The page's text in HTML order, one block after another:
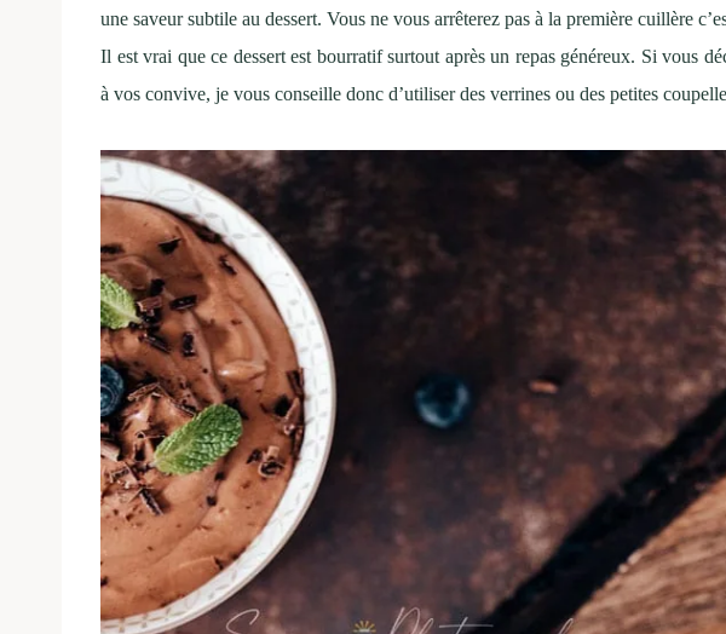
une saveur subtile au dessert. Vous ne vous arrêterez pas à la première cuillère
Il est vrai que ce dessert est bourratif surtout après un repas généreux. Si vous
à vos convive, je vous conseille donc d’utiliser des verrines ou des petites